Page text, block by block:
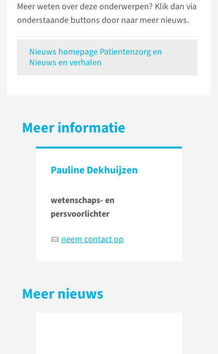
Meer weten over deze onderwerpen? Klik dan via
onderstaande buttons door naar meer nieuws.
Nieuws homepage Patientenzorg en
Nieuws en verhalen
Meer informatie
Pauline Dekhuijzen
wetenschaps- en
persvoorlichter
neem contact op
Meer nieuws